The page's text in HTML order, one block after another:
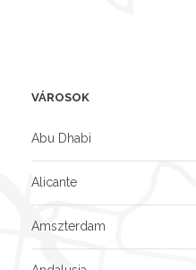
VÁROSOK
Abu Dhabi
Alicante
Amszterdam